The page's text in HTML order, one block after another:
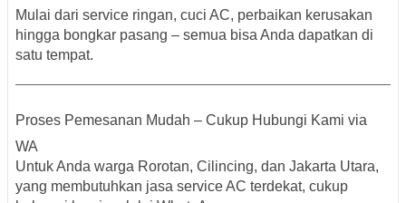
Mulai dari service ringan, cuci AC, perbaikan kerusakan
hingga bongkar pasang – semua bisa Anda dapatkan di
satu tempat.
Proses Pemesanan Mudah – Cukup Hubungi Kami via
WA
Untuk Anda warga Rorotan, Cilincing, dan Jakarta Utara,
yang membutuhkan jasa service AC terdekat, cukup